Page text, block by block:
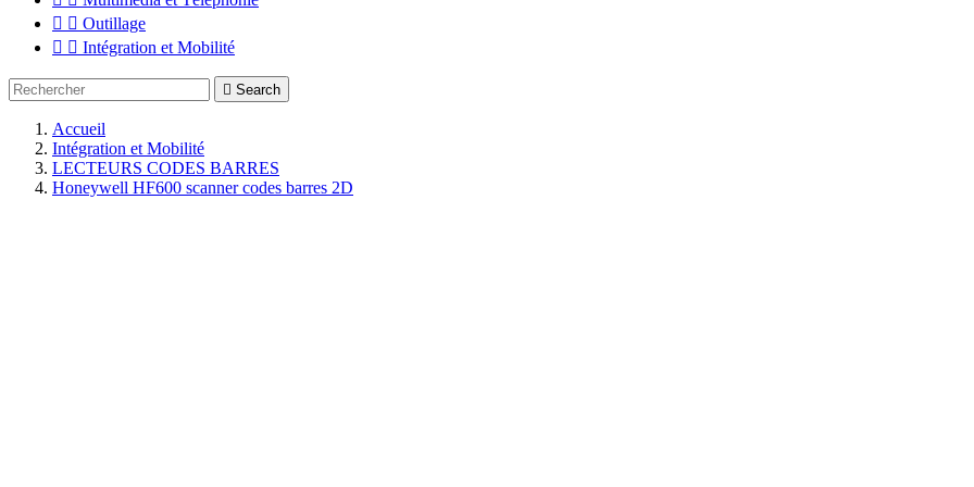
  Outillage
  Intégration et Mobilité
 Search
Accueil
Intégration et Mobilité
LECTEURS CODES BARRES
Honeywell HF600 scanner codes barres 2D